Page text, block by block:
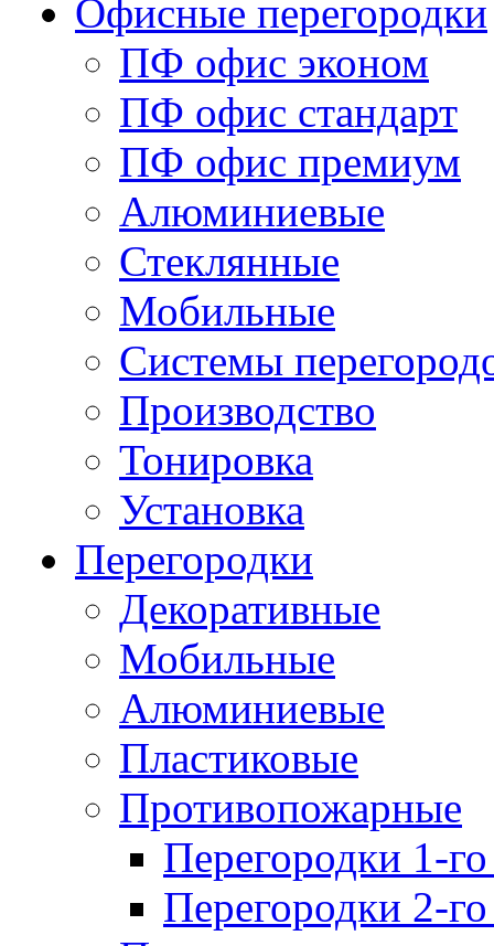
Офисные перегородки
ПФ офис эконом
ПФ офис стандарт
ПФ офис премиум
Алюминиевые
Стеклянные
Мобильные
Системы
Производство
Тонировка
Установка
Перегородки
Декоративные
Мобильные
Алюминиевые
Пластиковые
Противопожарные
Перегородки 1-
Перегородки 2-